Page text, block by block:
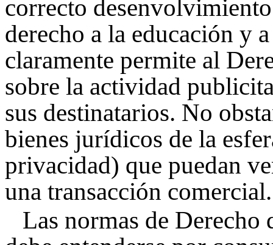
correcto
derecho a la educación y
claramente permite al
sobre la actividad
sus destinatarios. No
bienes jurídicos de la
privacidad) que puedan
una transacción comercial.
Las normas de Derecho